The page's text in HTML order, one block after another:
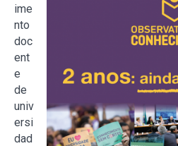
ime
nto
doc
ent
e
de
univ
ersi
dad